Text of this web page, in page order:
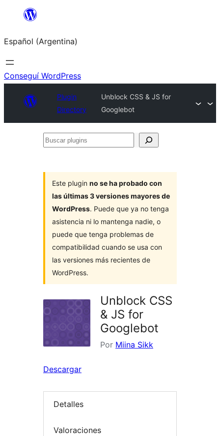
Saltar
contenido
Español (Argentina)
Conseguí WordPress
Plugin
Directory
Unblock CSS & JS for
Googlebot
Buscar
Este plugin no se ha probado con
las últimas 3 versiones mayores de
WordPress. Puede que ya no tenga
asistencia ni lo mantenga nadie, o
puede que tenga problemas de
compatibilidad cuando se usa con
las versiones más recientes de
WordPress.
Unblock CSS
& JS for
Googlebot
Por Miina Sikk
Descargar
Detalles
Valoraciones